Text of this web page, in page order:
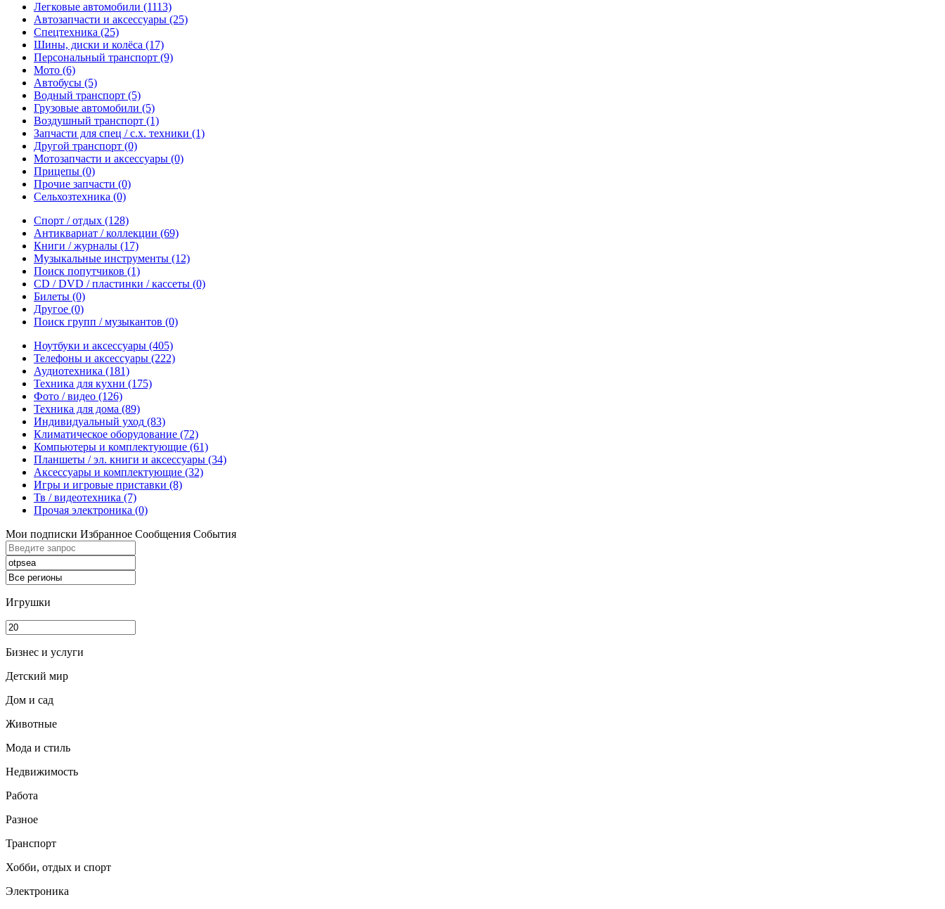
Легковые автомобили (1113)
Автозапчасти и аксессуары (25)
Спецтехника (25)
Шины, диски и колёса (17)
Персональный транспорт (9)
Мото (6)
Автобусы (5)
Водный транспорт (5)
Грузовые автомобили (5)
Воздушный транспорт (1)
Запчасти для спец / с.х. техники (1)
Другой транспорт (0)
Мотозапчасти и аксессуары (0)
Прицепы (0)
Прочие запчасти (0)
Сельхозтехника (0)
Спорт / отдых (128)
Антиквариат / коллекции (69)
Книги / журналы (17)
Музыкальные инструменты (12)
Поиск попутчиков (1)
CD / DVD / пластинки / кассеты (0)
Билеты (0)
Другое (0)
Поиск групп / музыкантов (0)
Ноутбуки и аксессуары (405)
Телефоны и аксессуары (222)
Аудиотехника (181)
Техника для кухни (175)
Фото / видео (126)
Техника для дома (89)
Индивидуальный уход (83)
Климатическое оборудование (72)
Компьютеры и комплектующие (61)
Планшеты / эл. книги и аксессуары (34)
Аксессуары и комплектующие (32)
Игры и игровые приставки (8)
Тв / видеотехника (7)
Прочая электроника (0)
Мои подписки Избранное Сообщения События
Игрушки
Бизнес и услуги
Детский мир
Дом и сад
Животные
Мода и стиль
Недвижимость
Работа
Разное
Транспорт
Хобби, отдых и спорт
Электроника